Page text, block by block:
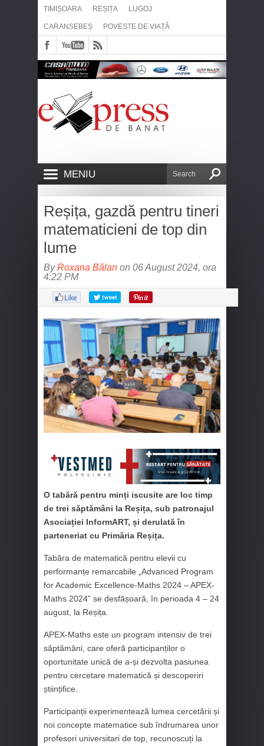
TIMIȘOARA REȘIȚA LUGOJ
CARANSEBEȘ POVESTE DE VIAȚĂ
MENIU
Reșița, gazdă pentru tineri
matematicieni de top din
lume
ByRoxana Bălan on 06 August 2024, ora
4:22 PM
O tabără pentru minți iscusite are loc timp
de trei săptămâni la Reșița, sub patronajul
Asociației InformART, și derulată în
parteneriat cu Primăria Reșița.
Tabăra de matematică pentru elevii cu
performanțe remarcabile „Advanced Program
for Academic Excellence-Maths 2024 – APEX-
Maths 2024” se desfășoară, în perioada 4 – 24
august, la Reșița.
APEX-Maths este un program intensiv de trei
săptămâni, care oferă participanților o
oportunitate unică de a-și dezvolta pasiunea
pentru cercetare matematică și descoperiri
științifice.
Participanții experimentează lumea cercetării și
noi concepte matematice sub îndrumarea unor
profesori universitari de top, recunoscuți la